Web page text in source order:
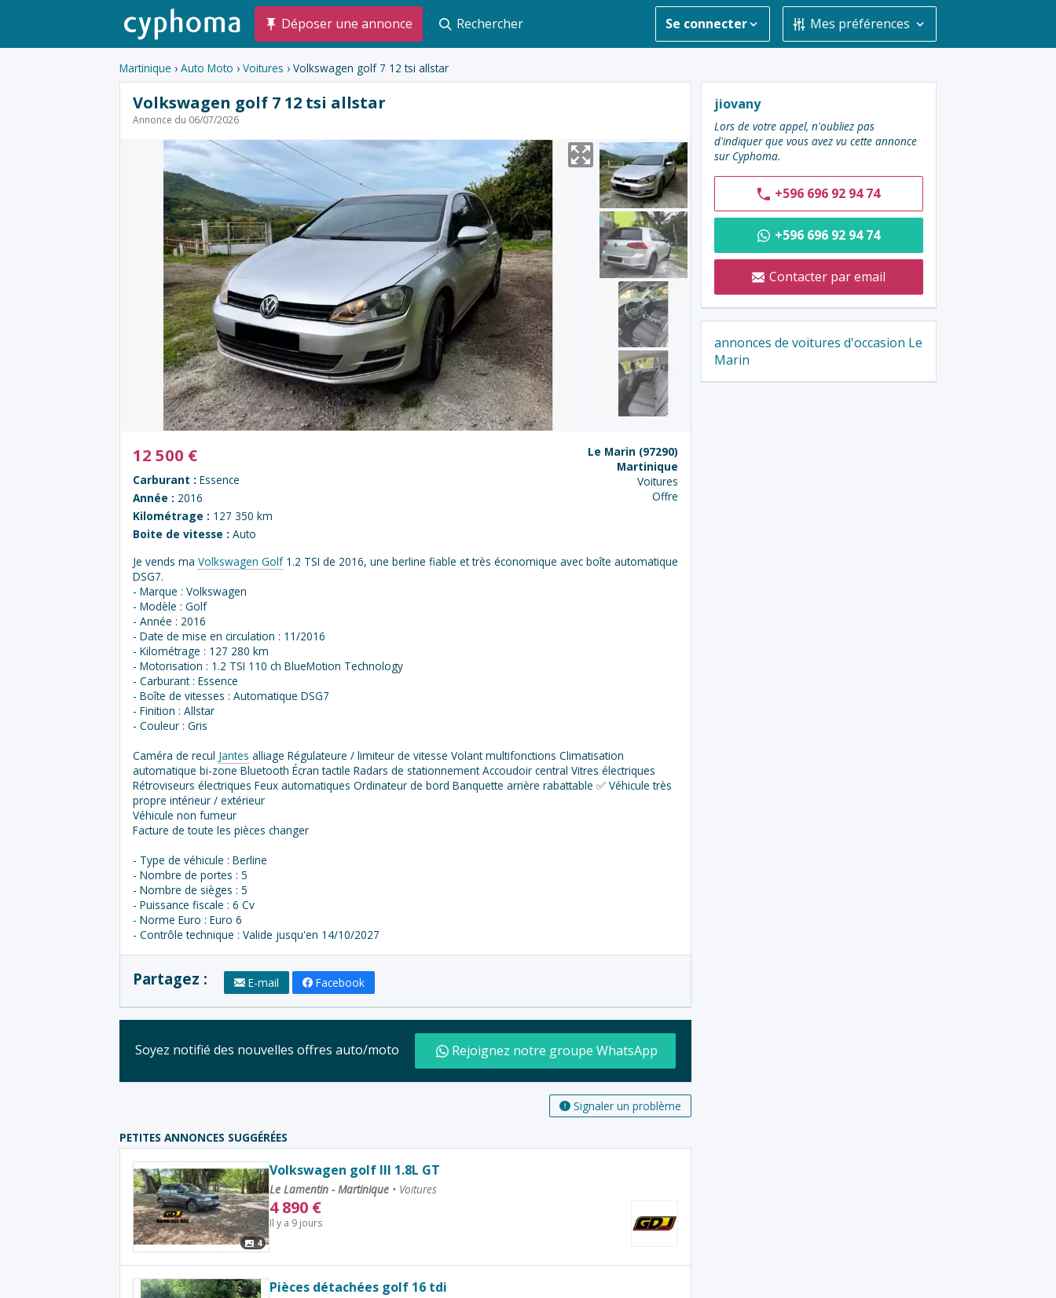
Déposer une annonce Rechercher Se connecter Mes préférences
Martinique › Auto Moto › Voitures › Volkswagen golf 7 12 tsi allstar
Volkswagen golf 7 12 tsi allstar
Annonce du 06/07/2026
12 500 €
Carburant : Essence
Année : 2016
Kilométrage : 127 350 km
Boite de vitesse : Auto
Le Marin (97290)
Martinique
Voitures
Offre
Je vends ma Volkswagen Golf1.2 TSI de 2016, une berline fiable et très économique avec boîte automatique
DSG7.
- Marque : Volkswagen
- Modèle : Golf
- Année : 2016
- Date de mise en circulation : 11/2016
- Kilométrage : 127 280 km
- Motorisation : 1.2 TSI 110 ch BlueMotion Technology
- Carburant : Essence
- Boîte de vitesses : Automatique DSG7
- Finition : Allstar
- Couleur : Gris
Caméra de recul Jantes alliage Régulateure / limiteur de vitesse Volant multifonctions Climatisation
automatique bi-zone Bluetooth Écran tactile Radars de stationnement Accoudoir central Vitres électriques
Rétroviseurs électriques Feux automatiques Ordinateur de bord Banquette arrière rabattable ✅ Véhicule très
propre intérieur / extérieur
Véhicule non fumeur
Facture de toute les pièces changer
- Type de véhicule : Berline
- Nombre de portes : 5
- Nombre de sièges : 5
- Puissance fiscale : 6 Cv
- Norme Euro : Euro 6
- Contrôle technique : Valide jusqu'en 14/10/2027
Partagez : E-mail Facebook
Soyez notifié des nouvelles offres auto/moto Rejoignez notre groupe WhatsApp
Signaler un problème
PETITES ANNONCES SUGGÉRÉES
4
Volkswagen golf III 1.8L GT
Le Lamentin - Martinique • Voitures
4 890 €
Il y a 9 jours
Pièces détachées golf 16 tdi
Contacter
l'annonceur
:
jiovany
Lors de votre appel, n'oubliez pas
d'indiquer que vous avez vu cette annonce
sur Cyphoma.
+596 696 92 94 74
+596 696 92 94 74
Contacter par email
annonces de voitures d'occasion Le
Marin